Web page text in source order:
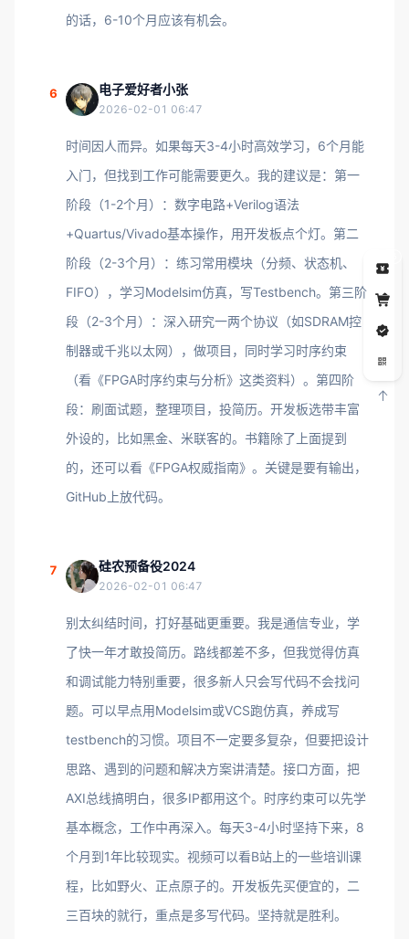
的话，6-10个月应该有机会。
6 电子爱好者小张
2026-02-01 06:47
时间因人而异。如果每天3-4小时高效学习，6个月能
入门，但找到工作可能需要更久。我的建议是：第一
阶段（1-2个月）：数字电路+Verilog语法
+Quartus/Vivado基本操作，用开发板点个灯。第二
阶段（2-3个月）：练习常用模块（分频、状态机、
FIFO），学习Modelsim仿真，写Testbench。第三阶
段（2-3个月）：深入研究一两个协议（如SDRAM控
制器或千兆以太网），做项目，同时学习时序约束
（看《FPGA时序约束与分析》这类资料）。第四阶
段：刷面试题，整理项目，投简历。开发板选带丰富
外设的，比如黑金、米联客的。书籍除了上面提到
的，还可以看《FPGA权威指南》。关键是要有输出，
GitHub上放代码。
7 硅农预备役2024
2026-02-01 06:47
别太纠结时间，打好基础更重要。我是通信专业，学
了快一年才敢投简历。路线都差不多，但我觉得仿真
和调试能力特别重要，很多新人只会写代码不会找问
题。可以早点用Modelsim或VCS跑仿真，养成写
testbench的习惯。项目不一定要多复杂，但要把设计
思路、遇到的问题和解决方案讲清楚。接口方面，把
AXI总线搞明白，很多IP都用这个。时序约束可以先学
基本概念，工作中再深入。每天3-4小时坚持下来，8
个月到1年比较现实。视频可以看B站上的一些培训课
程，比如野火、正点原子的。开发板先买便宜的，二
三百块的就行，重点是多写代码。坚持就是胜利。